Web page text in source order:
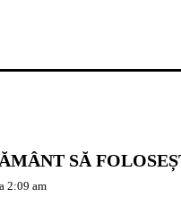
SĂ
2:09 am